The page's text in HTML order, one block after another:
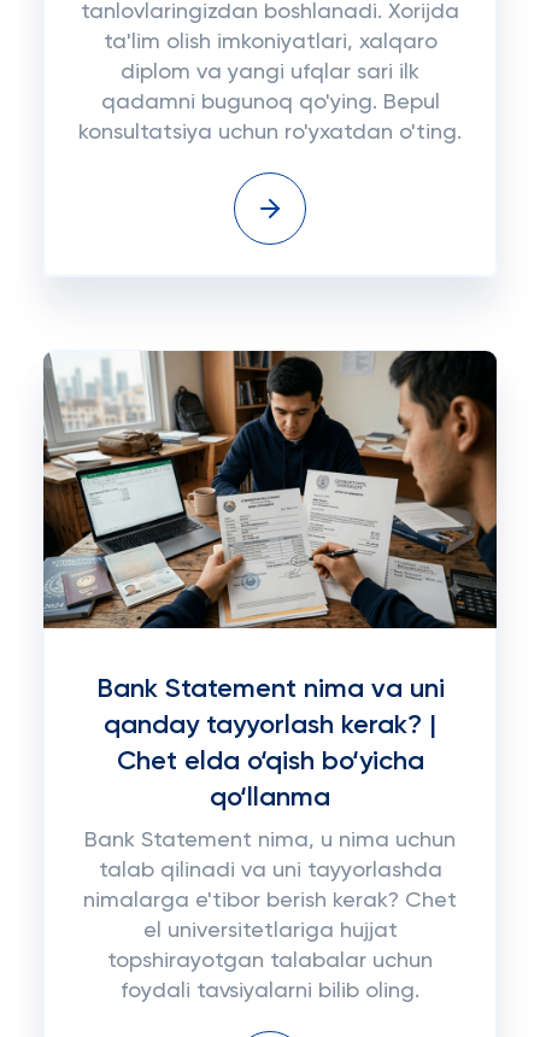
tanlovlaringizdan boshlanadi. Xorijda
ta'lim olish imkoniyatlari, xalqaro
diplom va yangi ufqlar sari ilk
qadamni bugunoq qo'ying. Bepul
konsultatsiya uchun ro'yxatdan o'ting.
Bank Statement nima va uni
qanday tayyorlash kerak? |
Chet elda o‘qish bo‘yicha
qo‘llanma
Bank Statement nima, u nima uchun
talab qilinadi va uni tayyorlashda
nimalarga e'tibor berish kerak? Chet
el universitetlariga hujjat
topshirayotgan talabalar uchun
foydali tavsiyalarni bilib oling.